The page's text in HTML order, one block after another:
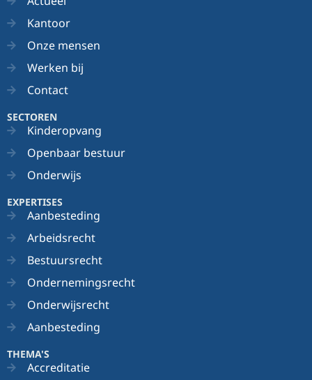
Kantoor
Onze mensen
Werken bij
Contact
SECTOREN
Kinderopvang
Openbaar bestuur
Onderwijs
EXPERTISES
Aanbesteding
Arbeidsrecht
Bestuursrecht
Ondernemingsrecht
Onderwijsrecht
Aanbesteding
THEMA'S
Accreditatie